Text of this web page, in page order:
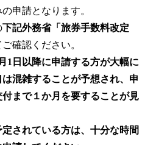
申請となります。
下記外務省「旅券手数料改定
確認ください。
1日以降に申請する方が大幅に
混雑することが予想され、申
まで１か月を要することが見
されている方は、十分な時間